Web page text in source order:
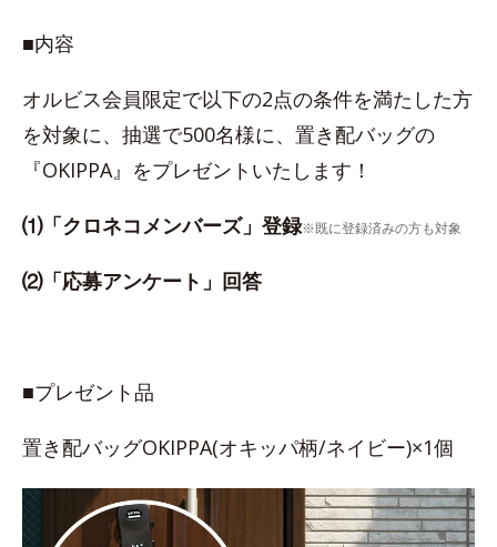
■内容
オルビス会員限定で以下の2点の条件を満たした方
を対象に、抽選で500名様に、置き配バッグの
『OKIPPA』をプレゼントいたします！
⑴「クロネコメンバーズ」登録※既に登録済みの方も対象
⑵「応募アンケート」回答
■プレゼント品
置き配バッグOKIPPA(オキッパ柄/ネイビー)×1個